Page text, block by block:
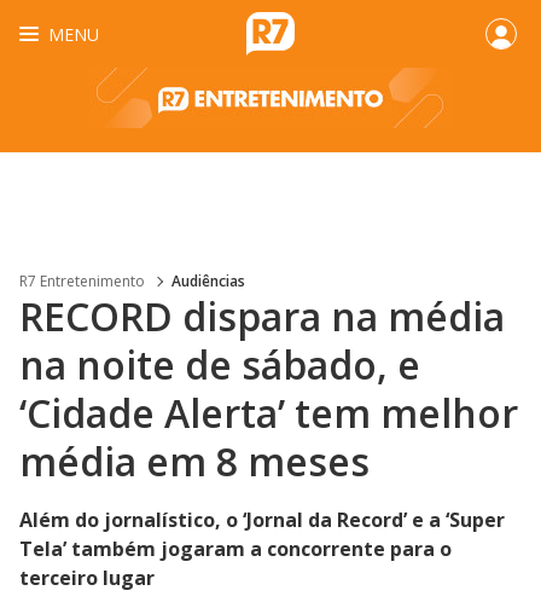
MENU
R7 Entretenimento Audiências
RECORD dispara na média
na noite de sábado, e
‘Cidade Alerta’ tem melhor
média em 8 meses
Além do jornalístico, o ‘Jornal da Record’ e a ‘Super
Tela’ também jogaram a concorrente para o
terceiro lugar